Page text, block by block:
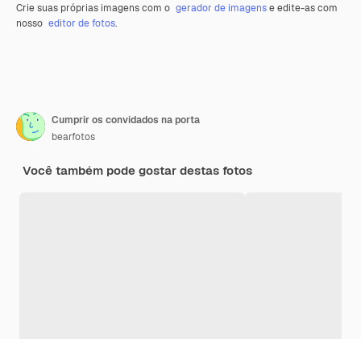
Crie suas próprias imagens com o gerador de imagense edite-as com
nosso editor de fotos.
Cumprir os convidados na porta
bearfotos
Você também pode gostar destas fotos